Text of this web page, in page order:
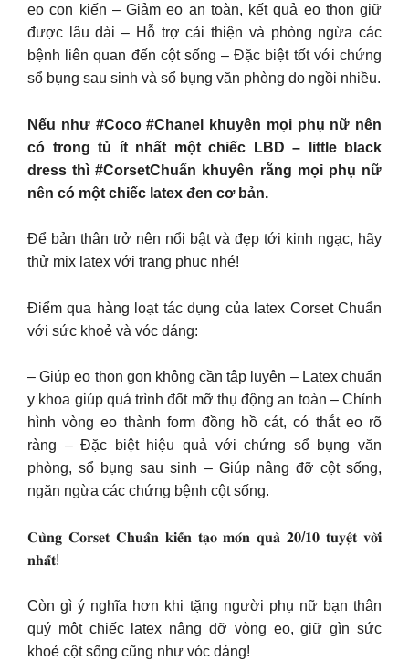
eo con kiến – Giảm eo an toàn, kết quả eo thon giữ
được lâu dài – Hỗ trợ cải thiện và phòng ngừa các
bệnh liên quan đến cột sống – Đặc biệt tốt với chứng
sổ bụng sau sinh và sổ bụng văn phòng do ngồi nhiều.
Nếu như #Coco #Chanel khuyên mọi phụ nữ nên
có trong tủ ít nhất một chiếc LBD – little black
dress thì #CorsetChuẩn khuyên rằng mọi phụ nữ
nên có một chiếc latex đen cơ bản.
Để bản thân trở nên nổi bật và đẹp tới kinh ngạc, hãy
thử mix latex với trang phục nhé!
Điểm qua hàng loạt tác dụng của latex Corset Chuẩn
với sức khoẻ và vóc dáng:
– Giúp eo thon gọn không cần tập luyện – Latex chuẩn
y khoa giúp quá trình đốt mỡ thụ động an toàn – Chỉnh
hình vòng eo thành form đồng hồ cát, có thắt eo rõ
ràng – Đặc biệt hiệu quả với chứng sổ bụng văn
phòng, sổ bụng sau sinh – Giúp nâng đỡ cột sống,
ngăn ngừa các chứng bệnh cột sống.
𝐂𝐮̀𝐧𝐠 𝐂𝐨𝐫𝐬𝐞𝐭 𝐂𝐡𝐮𝐚̂̉𝐧 𝐤𝐢𝐞̂́𝐧 𝐭𝐚̣𝐨 𝐦𝐨́𝐧 𝐪𝐮𝐚̀ 𝟐𝟎/𝟏𝟎 𝐭𝐮𝐲𝐞̣̂𝐭 𝐯𝐨̛̀𝐢
𝐧𝐡𝐚̂́𝐭!
Còn gì ý nghĩa hơn khi tặng người phụ nữ bạn thân
quý một chiếc latex nâng đỡ vòng eo, giữ gìn sức
khoẻ cột sống cũng như vóc dáng!